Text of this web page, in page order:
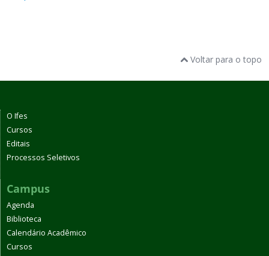
Voltar para o topo
O Ifes
Cursos
Editais
Processos Seletivos
Campus
Agenda
Biblioteca
Calendário Acadêmico
Cursos